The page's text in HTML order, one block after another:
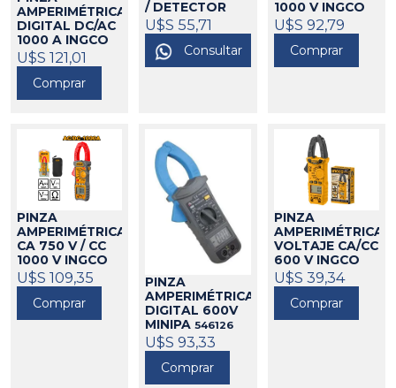
AMPERIMÉTRICA
DIGITAL DC/AC
1000 A INGCO
314077
U$S 121,01
Comprar
/ DETECTOR
VOLT INGCO
314046
U$S 55,71
Consultar
1000 V INGCO
314068
U$S 92,79
Comprar
PINZA
AMPERIMÉTRICA
CA 750 V / CC
1000 V INGCO
314069
U$S 109,35
Comprar
PINZA
AMPERIMÉTRICA
DIGITAL 600V
MINIPA546126
U$S 93,33
Comprar
PINZA
AMPERIMÉTRICA
VOLTAJE CA/CC
600 V INGCO
314067
U$S 39,34
Comprar